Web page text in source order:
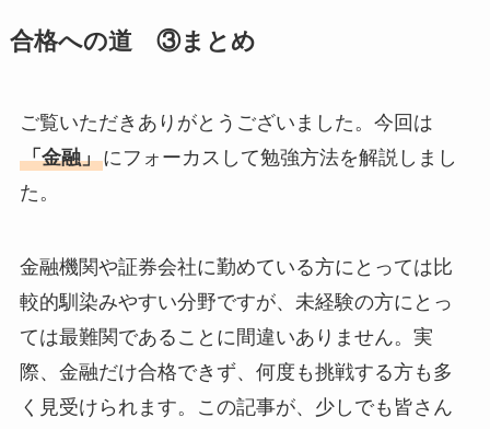
合格への道 ③まとめ
ご覧いただきありがとうございました。今回は
「金融」にフォーカスして勉強方法を解説しまし
た。
金融機関や証券会社に勤めている方にとっては比
較的馴染みやすい分野ですが、未経験の方にとっ
ては最難関であることに間違いありません。実
際、金融だけ合格できず、何度も挑戦する方も多
く見受けられます。この記事が、少しでも皆さん